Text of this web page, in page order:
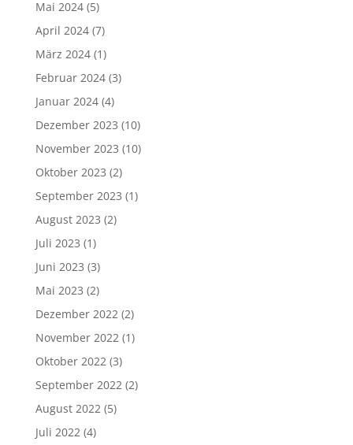
Mai 2024(5)
April 2024(7)
März 2024(1)
Februar 2024(3)
Januar 2024(4)
Dezember 2023 (10)
November 2023 (10)
Oktober 2023 (2)
September 2023 (1)
August 2023 (2)
Juli 2023 (1)
Juni 2023 (3)
Mai 2023 (2)
Dezember 2022(2)
November 2022(1)
Oktober 2022(3)
September 2022(2)
August 2022(5)
Juli 2022(4)